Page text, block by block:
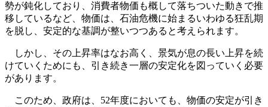
勢が鈍化しており、消費者物価も概して落ちついた動きで推
移しているなど、物価は、石油危機に始まるいわゆる狂乱期
を脱し、安定的な基調が整いつつあると考えられます。
しかし、その上昇率はなお高く、景気が息の長い上昇を続
けていくためにも、引き続き一層の安定化を図っていく必要
があります。
このため、政府は、52年度においても、物価の安定が引き